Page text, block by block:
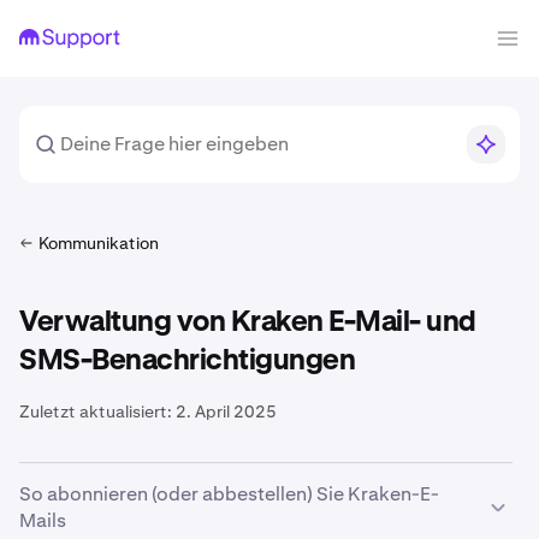
Kommunikation
Verwaltung von Kraken E-Mail- und
SMS-Benachrichtigungen
Zuletzt aktualisiert: 2. April 2025
So abonnieren (oder abbestellen) Sie Kraken-E-
Mails